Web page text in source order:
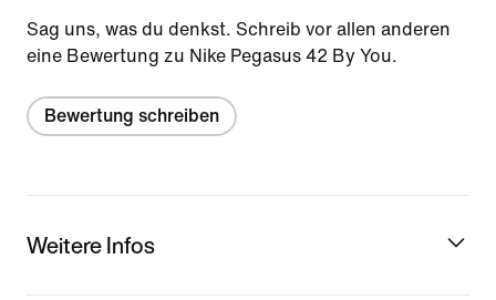
Sag uns, was du denkst. Schreib vor allen anderen
eine Bewertung zu Nike Pegasus 42 By You.
Bewertung schreiben
Weitere Infos